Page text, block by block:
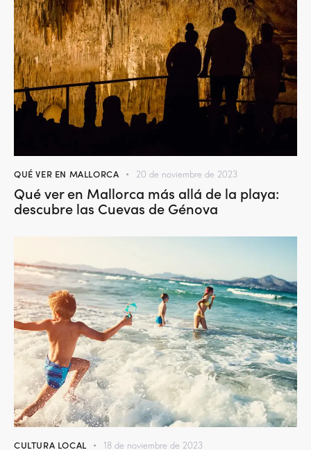
QUÉ VER EN MALLORCA 20 de noviembre de 2023
Qué ver en Mallorca más allá de la playa:
descubre las Cuevas de Génova
CULTURA LOCAL 18 de noviembre de 2023